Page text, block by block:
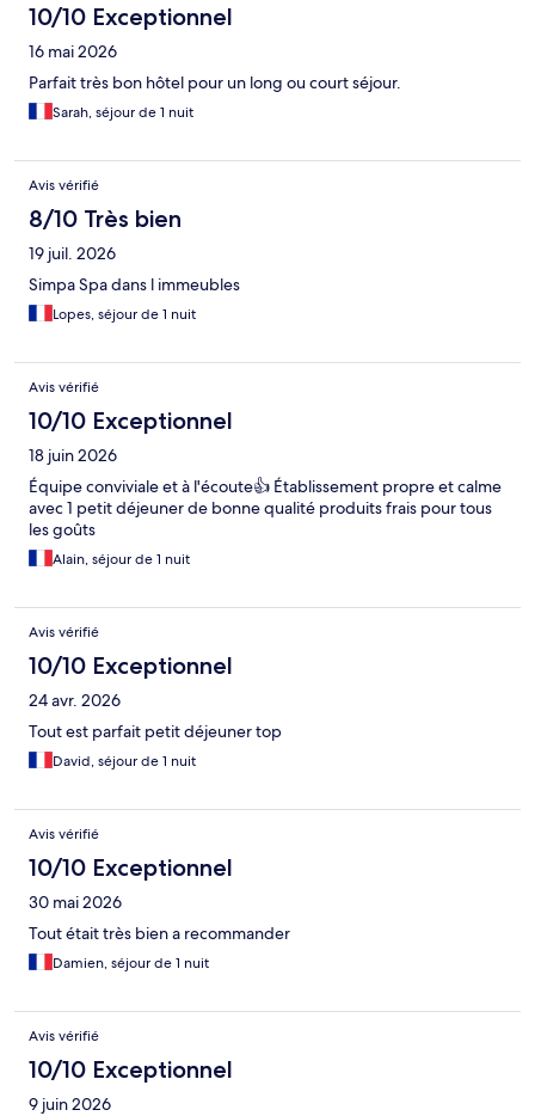
10/10 Exceptionnel
16 mai 2026
Parfait très bon hôtel pour un long ou court séjour.
Sarah, séjour de 1 nuit
Avis vérifié
8/10 Très bien
19 juil. 2026
Simpa Spa dans l immeubles
Lopes, séjour de 1 nuit
Avis vérifié
10/10 Exceptionnel
18 juin 2026
Équipe conviviale et à l'écoute👍 Établissement propre et calme
avec 1 petit déjeuner de bonne qualité produits frais pour tous
les goûts
Alain, séjour de 1 nuit
Avis vérifié
10/10 Exceptionnel
24 avr. 2026
Tout est parfait petit déjeuner top
David, séjour de 1 nuit
Avis vérifié
10/10 Exceptionnel
30 mai 2026
Tout était très bien a recommander
Damien, séjour de 1 nuit
Avis vérifié
10/10 Exceptionnel
9 juin 2026